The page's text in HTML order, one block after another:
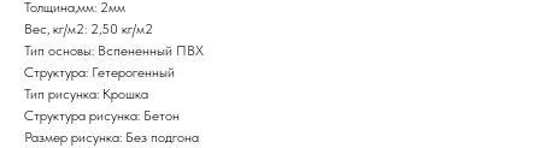
Толщина,мм: 2мм
Вес, кг/м2: 2,50 кг/м2
Тип основы: Вспененный ПВХ
Структура: Гетерогенный
Тип рисунка: Крошка
Структура рисунка: Бетон
Размер рисунка: Без подгона